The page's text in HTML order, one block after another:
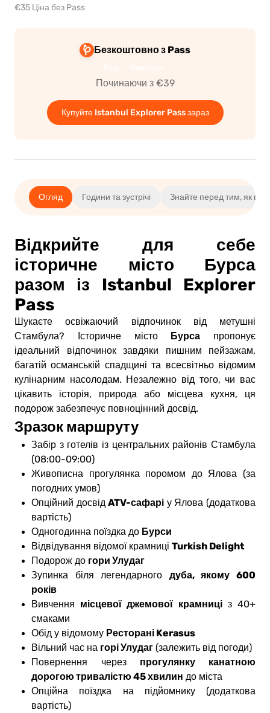
€35 Ціна без Pass
Безкоштовно з Pass
Починаючи з €39
Купуйте Istanbul Explorer Pass зараз
Огляд Години та зустрічі Знайте перед тим, як
Відкрийте для себе
історичне місто Бурса
разом із Istanbul Explorer
Pass
Шукаєте освіжаючий відпочинок від метушні
Стамбула? Історичне місто Бурса пропонує
ідеальний відпочинок завдяки пишним пейзажам,
багатій османській спадщині та всесвітньо відомим
кулінарним насолодам. Незалежно від того, чи вас
цікавить історія, природа або місцева кухня, ця
подорож забезпечує повноцінний досвід.
Зразок маршруту
Забір з готелів із центральних районів Стамбула
(08:00-09:00)
Живописна прогулянка поромом до Ялова (за
погодних умов)
Опційний досвідATV-сафарі у Ялова (додаткова
вартість)
Одногодинна поїздка до Бурси
Відвідування відомої крамниці Turkish Delight
Подорож до гори Улудаг
Зупинка біля легендарного дуба, якому 600
років
Вивчення місцевої джемової крамниціз 40+
смаками
Обід у відомому Ресторані Kerasus
Вільний час на горі Улудаг (залежить від погоди)
Повернення через прогулянку канатною
дорогою тривалістю 45 хвилин до міста
Опційна поїздка на підйомнику (додаткова
вартість)